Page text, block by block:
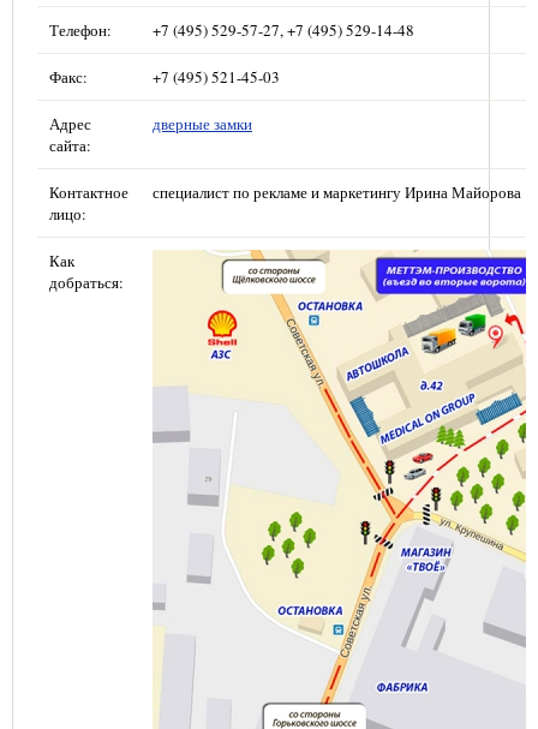
Телефон: +7 (495) 529-57-27, +7 (495) 529-14-48
Факс: +7 (495) 521-45-03
Адрес
сайта:
дверные замки
Контактное
лицо:
специалист по рекламе и маркетингу Ирина Майорова
Как
добраться: